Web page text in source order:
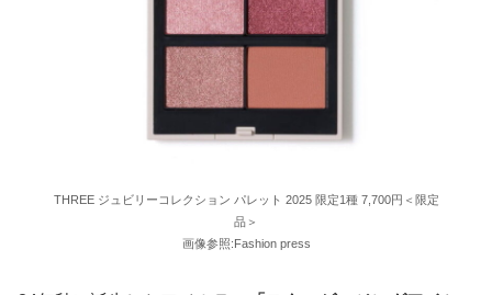
THREE ジュビリーコレクション パレット 2025 限定1種 7,700円＜限定
品＞
画像参照:Fashion press